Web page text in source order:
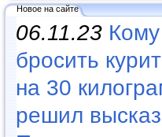
Новое на сайте
06.11.23
бросить
на 30
решил